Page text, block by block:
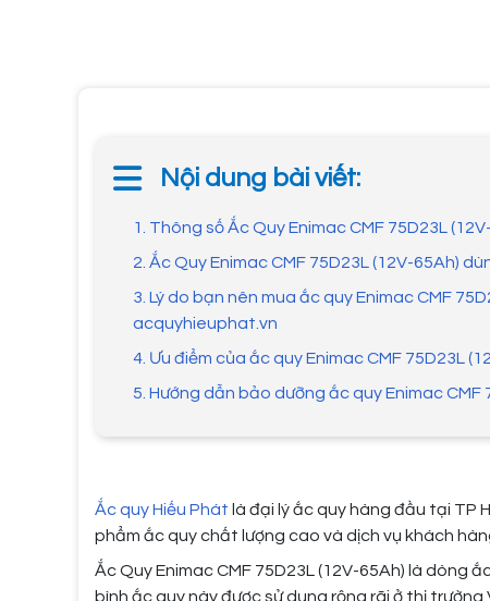
Nội dung bài viết:
1. Thông số Ắc Quy Enimac CMF 75D23L
2. Ắc Quy Enimac CMF 75D23L (12V-65Ah)
3. Lý do bạn nên mua ắc quy Enimac CMF
acquyhieuphat.vn
4. Ưu điểm của ắc quy Enimac CMF 75D23L
5. Hướng dẫn bảo dưỡng ắc quy Enimac CMF
Ắc quy Hiếu Phát là đại lý ắc quy hàng đầu tại TP
phẩm ắc quy chất lượng cao và dịch vụ khách
Ắc Quy Enimac CMF 75D23L (12V-65Ah) là dòng
bình ắc quy này được sử dụng rộng rãi ở thị